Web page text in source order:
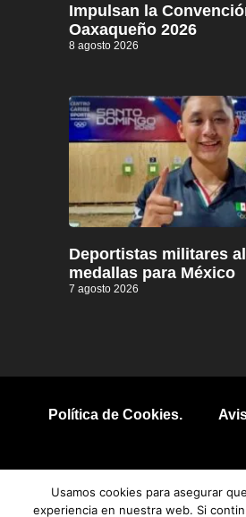
Impulsan la
Oaxaqueño 2026
8 agosto 2026
Deportistas militares
medallas para México
7 agosto 2026
Política de Cookies.
Usamos cookies para asegurar
experiencia en nuestra web. Si